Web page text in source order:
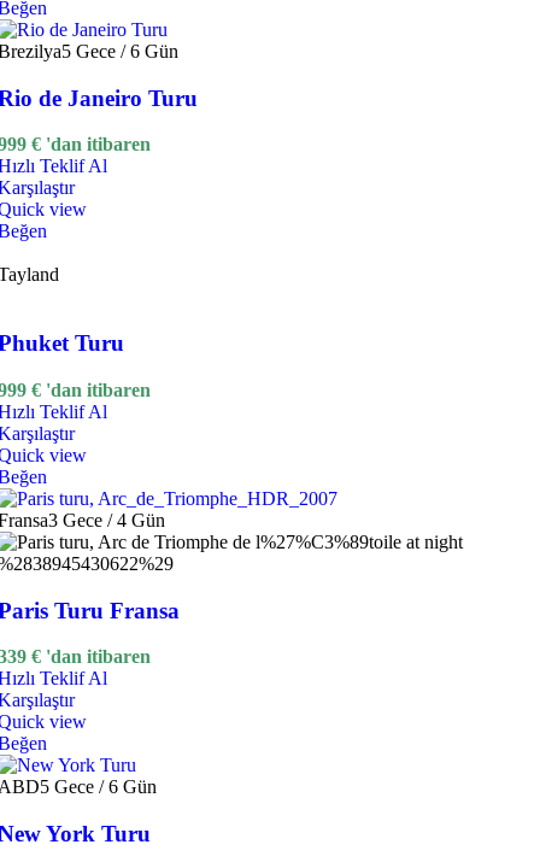
5 Gece / 6 Gün
de Janeiro Turu
€ 'dan itibaren
Teklif Al
view
Turu
€ 'dan itibaren
Teklif Al
view
3 Gece / 4 Gün
Turu Fransa
€ 'dan itibaren
Teklif Al
view
5 Gece / 6 Gün
York Turu